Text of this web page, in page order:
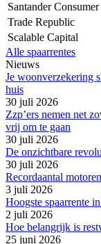
Santander
Trade Republic
Scalable Capital
Alle spaarrentes
Nieuws
Je woonverzekering
huis
30 juli 2026
Zzp’ers nemen net
vrij om te gaan
30 juli 2026
De onzichtbare
30 juli 2026
Recordaantal
3 juli 2026
Hoogste spaarrente
2 juli 2026
Hoe belangrijk is
25 juni 2026